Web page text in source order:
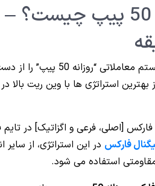
استراتژی فارکس روزانه 50
سودآور هستید، سیستم معاملاتی
معرفی گردید، یکی از بهترین استراتژی ها با وین ریت
فارکس در این استراتژی، از سایر